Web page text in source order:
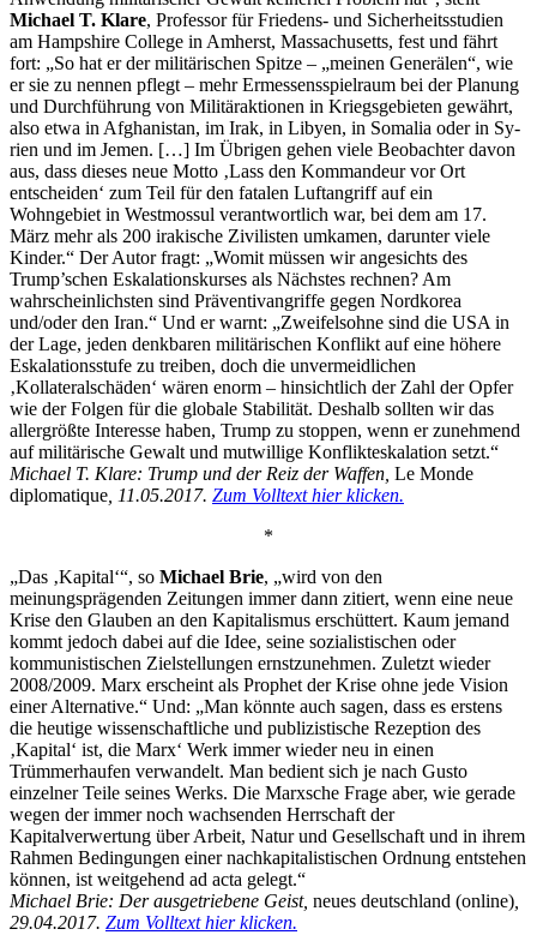
Michael T. Klare, Professor für Friedens- und Sicherheitsstudien
am Hampshire College in Amherst, Massachusetts, fest und fährt
fort: „So hat er der militärischen Spitze – „meinen Generälen“, wie
er sie zu nennen pflegt – mehr Ermessensspielraum bei der Planung
und Durchführung von Militäraktionen in Kriegsgebieten gewährt,
also etwa in Afghanistan, im Irak, in Libyen, in Somalia oder in Sy­
rien und im Jemen. […] Im Übrigen gehen viele Beobachter davon
aus, dass dieses neue Motto ‚Lass den Kommandeur vor Ort
entscheiden‘ zum Teil für den fatalen Luftangriff auf ein
Wohngebiet in Westmossul verantwortlich war, bei dem am 17.
März mehr als 200 irakische Zivilisten umkamen, darunter viele
Kinder.“ Der Autor fragt: „Womit müssen wir angesichts des
Trump’schen Eskalationskurses als Nächstes rechnen? Am
wahrscheinlichsten sind Präventivangriffe gegen Nordkorea
und/oder den Iran.“ Und er warnt: „Zweifelsohne sind die USA in
der Lage, jeden denkbaren militärischen Konflikt auf eine höhere
Eskalationsstufe zu treiben, doch die unvermeidlichen
‚Kollateralschäden‘ wären enorm – hinsichtlich der Zahl der Opfer
wie der Folgen für die globale Stabilität. Deshalb sollten wir das
allergrößte Interesse haben, Trump zu stoppen, wenn er zunehmend
auf militärische Gewalt und mutwillige Konflikteskalation setzt.“
Michael T. Klare: Trump und der Reiz der Waffen, Le Monde
diplomatique , 11.05.2017. Zum Volltext hier klicken.
*
„Das ‚Kapital‘“, so Michael Brie, „wird von den
meinungsprägenden Zeitungen immer dann zitiert, wenn eine neue
Krise den Glauben an den Kapitalismus erschüttert. Kaum jemand
kommt jedoch dabei auf die Idee, seine sozialistischen oder
kommunistischen Zielstellungen ernstzunehmen. Zuletzt wieder
2008/2009. Marx erscheint als Prophet der Krise ohne jede Vision
einer Alternative.“ Und: „Man könnte auch sagen, dass es erstens
die heutige wissenschaftliche und publizistische Rezeption des
‚Kapital‘ ist, die Marx‘ Werk immer wieder neu in einen
Trümmerhaufen verwandelt. Man bedient sich je nach Gusto
einzelner Teile seines Werks. Die Marxsche Frage aber, wie gerade
wegen der immer noch wachsenden Herrschaft der
Kapitalverwertung über Arbeit, Natur und Gesellschaft und in ihrem
Rahmen Bedingungen einer nachkapitalistischen Ordnung entstehen
können, ist weitgehend ad acta gelegt.“
Michael Brie: Der ausgetriebene Geist, neues deutschland (online)
29.04.2017. Zum Volltext hier klicken.